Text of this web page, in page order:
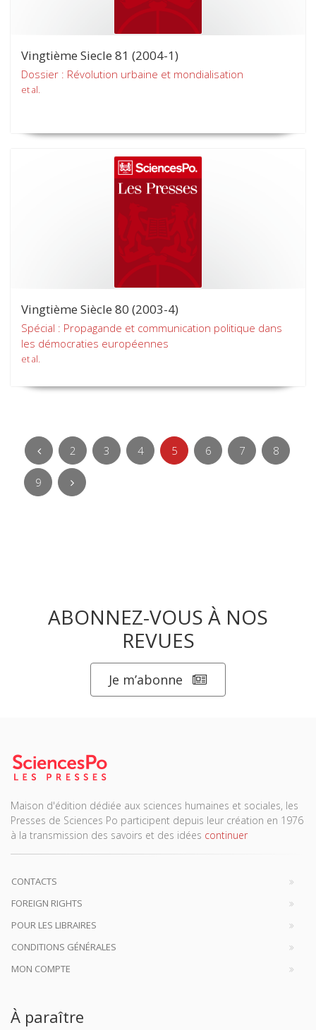
Vingtième Siecle 81 (2004-1)
Dossier : Révolution urbaine et mondialisation
et al.
Vingtième Siècle 80 (2003-4)
Spécial : Propagande et communication politique dans
les démocraties européennes
et al.
2 3 4 5 6 7 8
9
ABONNEZ-VOUS À NOS
REVUES
Je m’abonne
Maison d'édition dédiée aux sciences humaines et sociales, les
Presses de Sciences Po participent depuis leur création en 1976
à la transmission des savoirs et des idées continuer
CONTACTS
FOREIGN RIGHTS
POUR LES LIBRAIRES
CONDITIONS GÉNÉRALES
MON COMPTE
À paraître